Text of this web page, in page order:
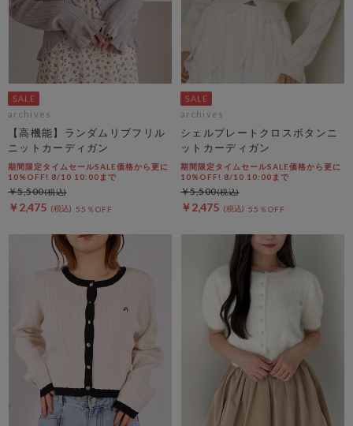
archives
【高機能】ランダムリブフリル
ニットカーディガン
期間限定タイムセールSALE価格から更に
10%OFF! 8/10 10:00まで
￥2,475 55％OFF
￥5,500
archives
シェルプレートクロスボタンニ
ットカーディガン
期間限定タイムセールSALE価格から更に
10%OFF! 8/10 10:00まで
￥2,475 55％OFF
￥5,500